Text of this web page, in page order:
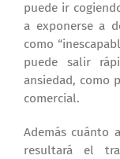
puede ir
a exponerse a
como
puede salir
ansiedad, como
comercial.
Además cuánto
resultará el